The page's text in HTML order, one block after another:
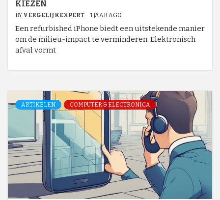
KIEZEN
BY VERGELIJKEXPERT 1 JAAR AGO
Een refurbished iPhone biedt een uitstekende manier
om de milieu-impact te verminderen. Elektronisch
afval vormt
ARTIKELEN COMPUTER & ELECTRONICA